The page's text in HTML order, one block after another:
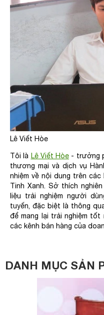
Lê Viết Hòe
Tôi là Lê Viết Hòe - trưởng
thương mại và dịch vụ
nhiệm về nội dung trên các
Tinh Xanh. Sở thích
liệu trải nghiệm người
tuyến, đặc biệt là thông
để mang lại trải nghiệm
các kênh bán hàng của
DANH MỤC SẢN